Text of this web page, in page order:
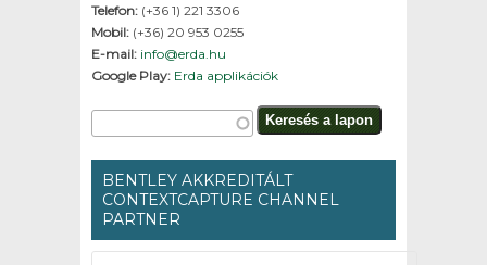
Telefon: (+36 1) 221 3306
Mobil: (+36) 20 953 0255
E-mail: info@erda.hu
Google Play: Erda applikációk
Keresés űrlap
Keresés a lapon
BENTLEY AKKREDITÁLT
CONTEXTCAPTURE CHANNEL
PARTNER